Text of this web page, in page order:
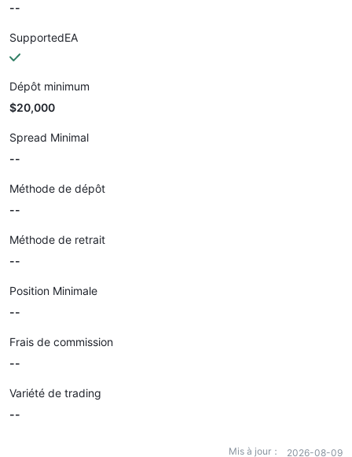
--
SupportedEA
Dépôt minimum
$20,000
Spread Minimal
--
Méthode de dépôt
--
Méthode de retrait
--
Position Minimale
--
Frais de commission
--
Variété de trading
--
Mis à jour： 2026-08-09